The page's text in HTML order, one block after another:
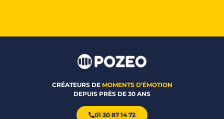
CRÉATEURS DE MOMENTS D’ÉMOTION
DEPUIS PRÈS DE 30 ANS
01 30 87 14 72